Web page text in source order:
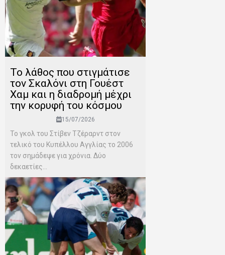
Το λάθος που στιγμάτισε
τον Σκαλόνι στη Γουέστ
Χαμ και η διαδρομή μέχρι
την κορυφή του κόσμου
15/07/2026
Το γκολ του Στίβεν Τζέραρντ στον
τελικό του Κυπέλλου Αγγλίας το 2006
τον σημάδεψε για χρόνια. Δύο
δεκαετίες...